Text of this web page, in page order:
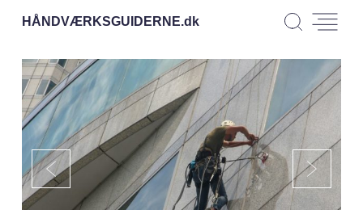
HÅNDVÆRKSGUIDERNE.dk